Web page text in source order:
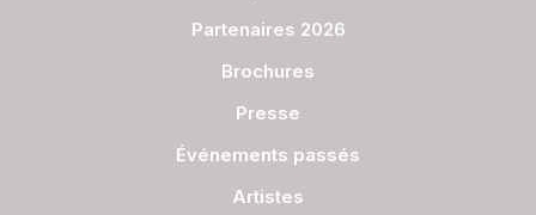
Partenaires 2026
Brochures
Presse
Événements passés
Artistes